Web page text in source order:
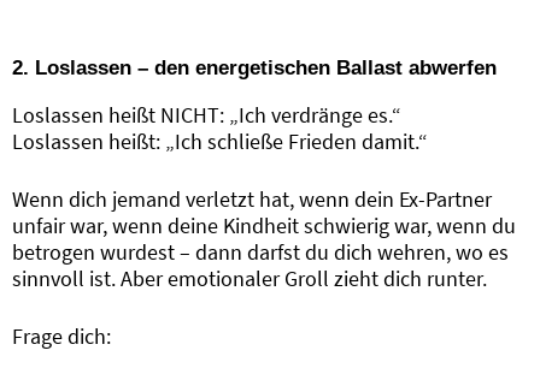
2. Loslassen – den energetischen Ballast abwerfen
Loslassen heißt NICHT: „Ich verdränge es.“
Loslassen heißt: „Ich schließe Frieden damit.“
Wenn dich jemand verletzt hat, wenn dein Ex-Partner
unfair war, wenn deine Kindheit schwierig war, wenn du
betrogen wurdest – dann darfst du dich wehren, wo es
sinnvoll ist. Aber emotionaler Groll zieht dich runter.
Frage dich: